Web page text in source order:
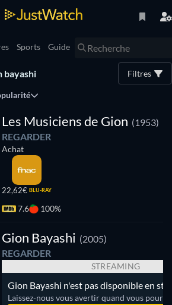
Sports Guide
bayashi Filtres
Les Musiciens de Gion (1953)
REGARDER
Achat
22,62€ BLU-RAY
7.6 100%
Gion Bayashi (2005)
REGARDER
STREAMING
Gion Bayashi n'est pas disponible en
Laissez-nous vous avertir quand vous